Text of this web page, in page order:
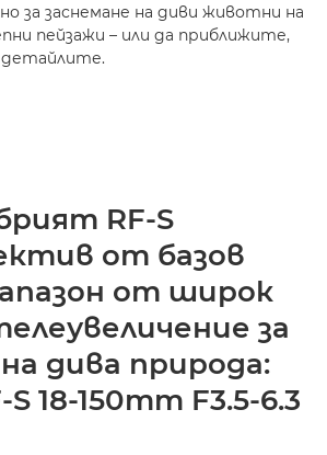
за заснемане на диви животни на
пейзажи – или да приближите,
детайлите.
RF-S
от базов
от широк
за
дива природа:
18-150mm F3.5-6.3